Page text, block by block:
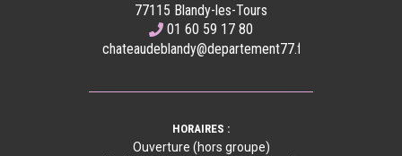
77115 Blandy-les-Tours
01 60 59 17 80
chateaudeblandy@departement77.fr
HORAIRES :
Ouverture (hors groupe)